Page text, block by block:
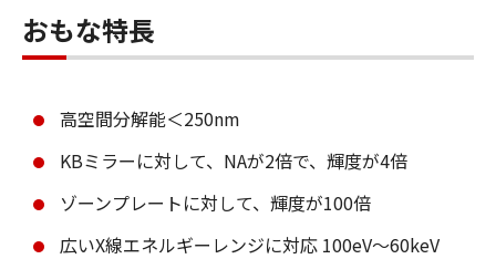
おもな特長
高空間分解能＜250nm
KBミラーに対して、NAが2倍で、輝度が4倍
ゾーンプレートに対して、輝度が100倍
広いX線エネルギーレンジに対応 100eV～60keV